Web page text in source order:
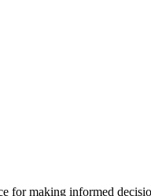
for making informed